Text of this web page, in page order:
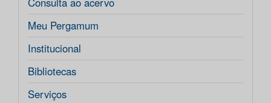
Meu Pergamum
Institucional
Bibliotecas
Serviços